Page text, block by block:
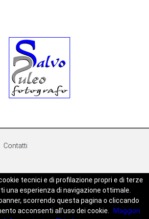
Contatti
Publisher soc.coop - P.Iva:
è una testata registrata - Aut. del
del 18/05/2023 - Direttore Responsabile
by
Mt-Web Agency
tecnici e di profilazione propri e di terze
una esperienza di navigazione ottimale.
scorrendo questa pagina o cliccando
acconsenti all’uso dei cookie.
Maggiori